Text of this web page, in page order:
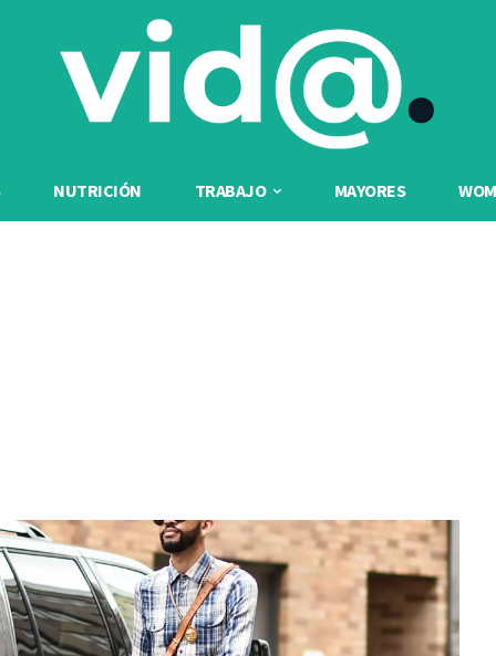
NUTRICIÓN TRABAJO MAYORES